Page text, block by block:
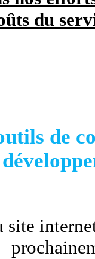
du
de
site